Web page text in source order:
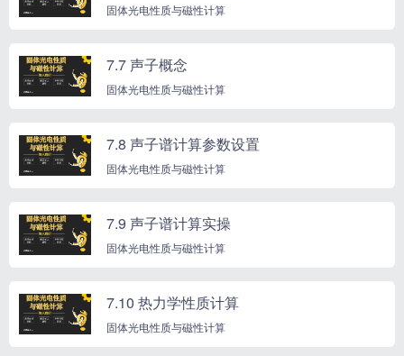
固体光电性质与磁性计算
7.7 声子概念
固体光电性质与磁性计算
7.8 声子谱计算参数设置
固体光电性质与磁性计算
7.9 声子谱计算实操
固体光电性质与磁性计算
7.10 热力学性质计算
固体光电性质与磁性计算